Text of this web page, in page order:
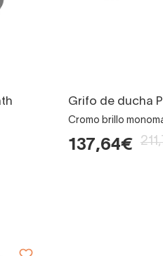
Grifo de ducha
Cromo brillo
137,64€